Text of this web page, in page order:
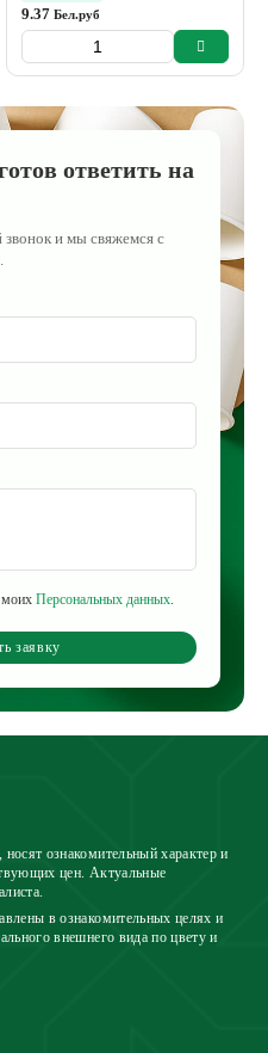
9.37 Бел.руб
ответить на
звонок и мы свяжемся с
моих Персональных данных.
заявку
ознакомительный характер и
цен. Актуальные
в ознакомительных целях и
внешнего вида по цвету и